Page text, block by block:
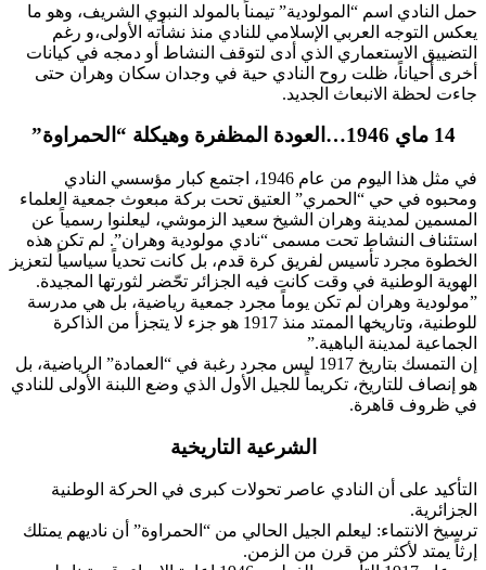
حمل النادي اسم “المولودية” تيمناً بالمولد النبوي الشريف، وهو ما
يعكس التوجه العربي الإسلامي للنادي منذ نشأته الأولى،و رغم
التضييق الاستعماري الذي أدى لتوقف النشاط أو دمجه في كيانات
أخرى أحياناً، ظلت روح النادي حية في وجدان سكان وهران حتى
جاءت لحظة الانبعاث الجديد.
​14 ماي 1946…العودة المظفرة وهيكلة “الحمراوة”
​في مثل هذا اليوم من عام 1946، اجتمع كبار مؤسسي النادي
ومحبوه في حي “الحمري” العتيق تحت بركة مبعوث جمعية العلماء
المسمين لمدينة وهران الشيخ سعيد الزموشي، ليعلنوا رسمياً عن
استئناف النشاط تحت مسمى “نادي مولودية وهران”. لم تكن هذه
الخطوة مجرد تأسيس لفريق كرة قدم، بل كانت تحدياً سياسياً لتعزيز
الهوية الوطنية في وقت كانت فيه الجزائر تحّضر لثورتها المجيدة.
​”مولودية وهران لم تكن يوماً مجرد جمعية رياضية، بل هي مدرسة
للوطنية، وتاريخها الممتد منذ 1917 هو جزء لا يتجزأ من الذاكرة
الجماعية لمدينة الباهية.”
​إن التمسك بتاريخ 1917 ليس مجرد رغبة في “العمادة” الرياضية، بل
هو إنصاف للتاريخ، تكريماً للجيل الأول الذي وضع اللبنة الأولى للنادي
في ظروف قاهرة.
​الشرعية التاريخية
التأكيد على أن النادي عاصر تحولات كبرى في الحركة الوطنية
الجزائرية.
​ترسيخ الانتماء: ليعلم الجيل الحالي من “الحمراوة” أن ناديهم يمتلك
إرثاً يمتد لأكثر من قرن من الزمن.